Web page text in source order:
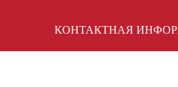
КОНТАКТНАЯ